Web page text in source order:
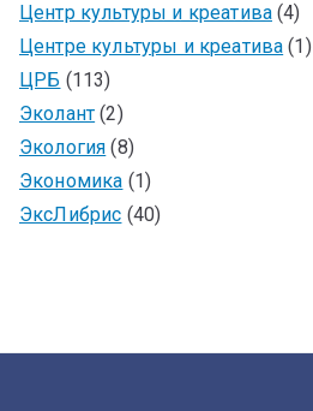
Центр культуры и креатива (4)
Центре культуры и креатива (1)
ЦРБ (113)
Эколант (2)
Экология (8)
Экономика (1)
ЭксЛибрис (40)